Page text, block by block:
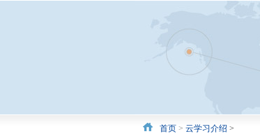
首页 > 云学习介绍 >